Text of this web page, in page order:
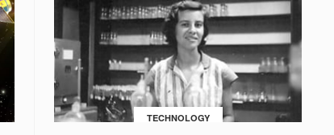
TECHNOLOGY